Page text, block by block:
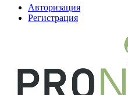
Авторизация
Регистрация